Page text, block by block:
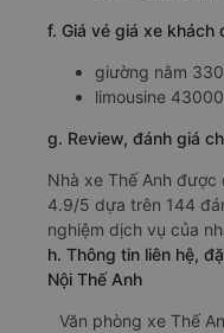
f. Giá vé giá xe khách
giường nằm
limousine
g. Review, đánh giá
Nhà xe Thế Anh
4.9/5 dựa trên 144
nghiệm dịch vụ của
h. Thông tin liên hệ,
Nội Thế Anh
Văn phòng xe Thế